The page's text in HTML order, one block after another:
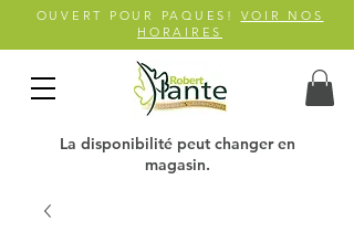
OUVERT POUR PAQUES! VOIR NOS
HORAIRES
La disponibilité peut changer en
magasin.